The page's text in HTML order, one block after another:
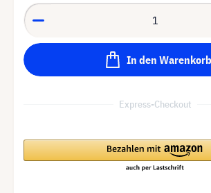
In den Warenkorb
Express-Checkout